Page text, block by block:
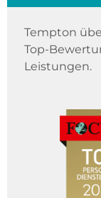
Tempton
Top-
Leistungen.